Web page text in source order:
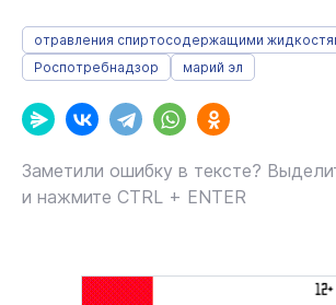
отравления спиртосодержащими
Роспотребнадзор
марий эл
Заметили ошибку в тексте?
и нажмите CTRL + ENTER